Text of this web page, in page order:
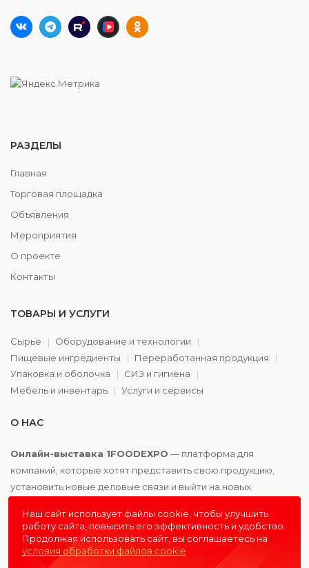
РАЗДЕЛЫ
Главная
Торговая площадка
Объявления
Мероприятия
О проекте
Контакты
ТОВАРЫ И УСЛУГИ
Сырье
Оборудование и технологии
Пищевые ингредиенты
Переработанная продукция
Упаковка и оболочка
СИЗ и гигиена
Мебель и инвентарь
Услуги и сервисы
О НАС
Онлайн-выставка 1FOODEXPO — платформа для
компаний, которые хотят представить свою продукцию,
установить новые деловые связи и выйти на новых
Наш сайт использует файлы cookie, чтобы улучшить
работу сайта, повысить его эффективность и удобство.
Продолжая использовать сайт, вы соглашаетесь на
условия обработки файлов cookie